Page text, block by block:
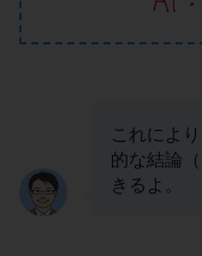
これによ
的な結論
きるよ。